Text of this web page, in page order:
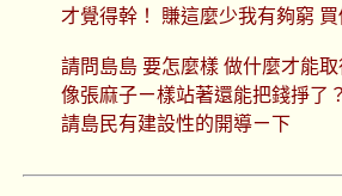
才覺得幹！ 賺這麼少我有夠窮
請問島島 要怎麼樣 做什麼才能
像張麻子ㄧ樣站著還能把錢掙了？
請島民有建設性的開導ㄧ下